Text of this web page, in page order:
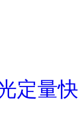
定量快